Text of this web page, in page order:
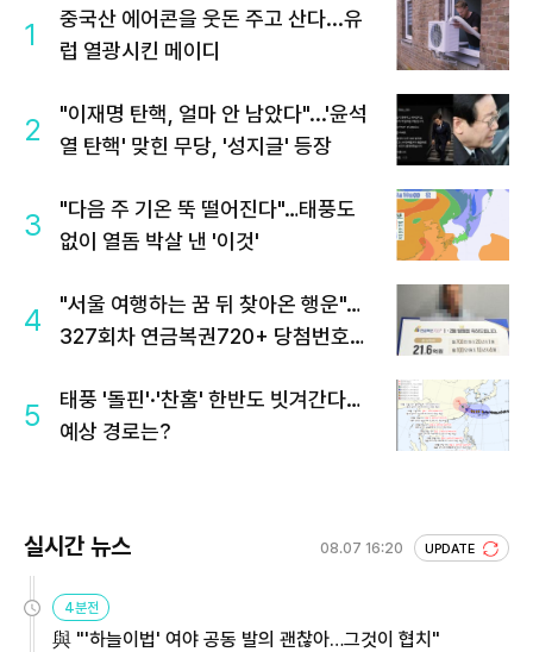
1
중국산 에어콘을 웃돈 주고 산다...유
럽 열광시킨 메이디
2
"이재명 탄핵, 얼마 안 남았다"...'윤석
열 탄핵' 맞힌 무당, '성지글' 등장
3
"다음 주 기온 뚝 떨어진다"…태풍도
없이 열돔 박살 낸 '이것'
4
"서울 여행하는 꿈 뒤 찾아온 행운"…
327회차 연금복권720+ 당첨번호조
5
태풍 '돌핀'·'찬홈' 한반도 빗겨간다…
예상 경로는?
실시간 뉴스 08.07 16:20 UPDATE
4분전
與 "'하늘이법' 여야 공동 발의 괜찮아…그것이 협치"